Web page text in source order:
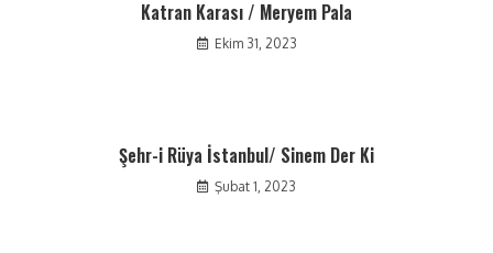
Katran Karası / Meryem Pala
Ekim 31, 2023
Şehr-i Rüya İstanbul/ Sinem Der Ki
Şubat 1, 2023